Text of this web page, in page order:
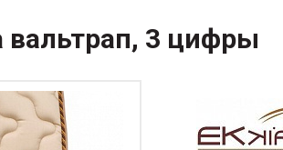
вальтрап, 3 цифры